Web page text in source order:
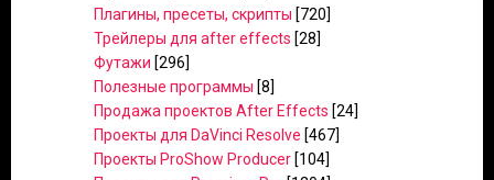
Плагины, пресеты, скрипты [720]
Трейлеры для after effects [28]
Футажи [296]
Полезные программы [8]
Продажа проектов After Effects [24]
Проекты для DaVinci Resolve [467]
Проекты ProShow Producer [104]